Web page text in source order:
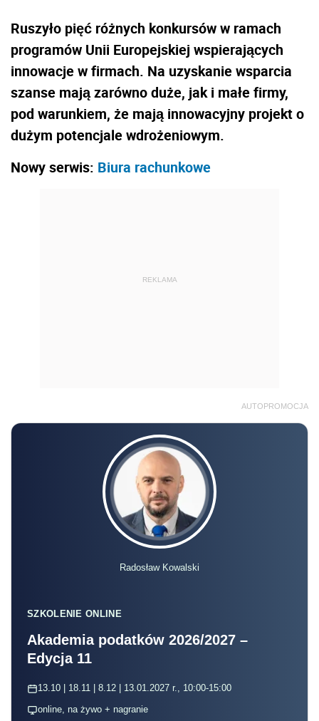
Ruszyło pięć różnych konkursów w ramach
programów Unii Europejskiej wspierających
innowacje w firmach. Na uzyskanie wsparcia
szanse mają zarówno duże, jak i małe firmy,
pod warunkiem, że mają innowacyjny projekt o
dużym potencjale wdrożeniowym.
Nowy serwis: Biura rachunkowe
REKLAMA
AUTOPROMOCJA
Radosław Kowalski
SZKOLENIE ONLINE
Akademia podatków 2026/2027 –
Edycja 11
13.10 | 18.11 | 8.12 | 13.01.2027 r., 10:00-15:00
online, na żywo + nagranie